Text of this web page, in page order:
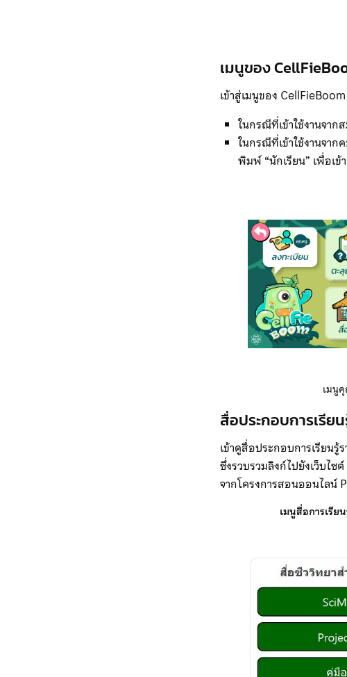
เมนูของ
เข้าสู่เมนูของ
ในกรณีที่เข้าใช้งานจา
ในกรณีที่เข้าใช้งานจา
พิมพ์ “นักเรียน” เพื่อเข้
เมนู
สื่อประกอบการเรีย
เข้าดูสื่อประกอบการเรียน
ซึ่งรวบรวมลิงก์ไปยังเว็บไ
จากโครงการสอนออนไลน์
เมนูสื่อการเรี